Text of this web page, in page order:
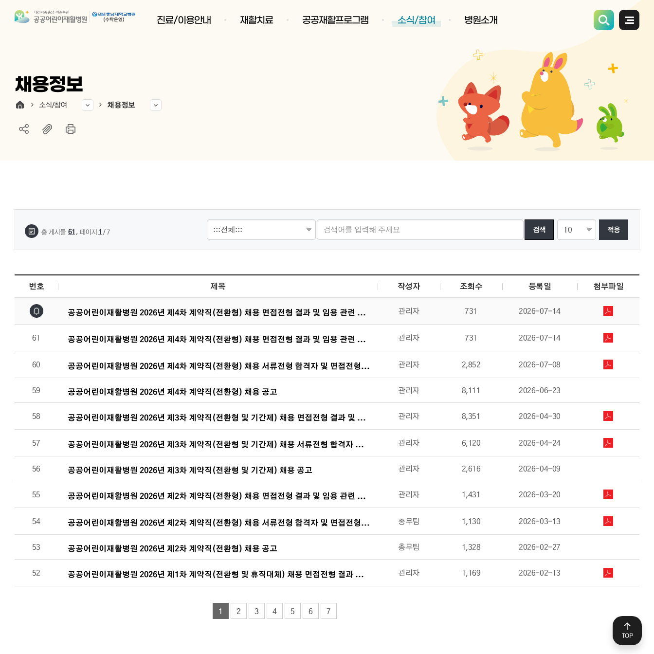
전체메
진료/이용안내 재활치료 공공재활프로그램 소식/참여 병원소개
채용정보
소식/참여 채용정보
게시물 검색
총 게시물 61 , 페이지 1 / 7 적용
채용정보 목록으로 번호, 제목, 작성자, 조회수,등록일, 첨부파일로 나열 되고 있습니다.
번호 제목 작성자 조회수 등록일 첨부파일
공공어린이재활병원 2026년 제4차 계약직(전환형) 채용 면접전형 결과 및 임용 관련 사항 안내 관리자 731 2026-07-14
61 공공어린이재활병원 2026년 제4차 계약직(전환형) 채용 면접전형 결과 및 임용 관련 사항 안내 관리자 731 2026-07-14
60 공공어린이재활병원 2026년 제4차 계약직(전환형) 채용 서류전형 합격자 및 면접전형 안내 관리자 2,852 2026-07-08
59 공공어린이재활병원 2026년 제4차 계약직(전환형) 채용 공고 관리자 8,111 2026-06-23
58 공공어린이재활병원 2026년 제3차 계약직(전환형 및 기간제) 채용 면접전형 결과 및 임용 관련 사항 안내
관리자 8,351 2026-04-30
57 공공어린이재활병원 2026년 제3차 계약직(전환형 및 기간제) 채용 서류전형 합격자 및 면접전형 안내
관리자 6,120 2026-04-24
56 공공어린이재활병원 2026년 제3차 계약직(전환형 및 기간제) 채용 공고 관리자 2,616 2026-04-09
55 공공어린이재활병원 2026년 제2차 계약직(전환형) 채용 면접전형 결과 및 임용 관련 사항 안내 관리자 1,431 2026-03-20
54 공공어린이재활병원 2026년 제2차 계약직(전환형) 채용 서류전형 합격자 및 면접전형 안내 총무팀 1,130 2026-03-13
53 공공어린이재활병원 2026년 제2차 계약직(전환형) 채용 공고 총무팀 1,328 2026-02-27
52 공공어린이재활병원 2026년 제1차 계약직(전환형 및 휴직대체) 채용 면접전형 결과 및 임용 관련 사항 안내
관리자 1,169 2026-02-13
1 2 3 4 5 6 7
TOP